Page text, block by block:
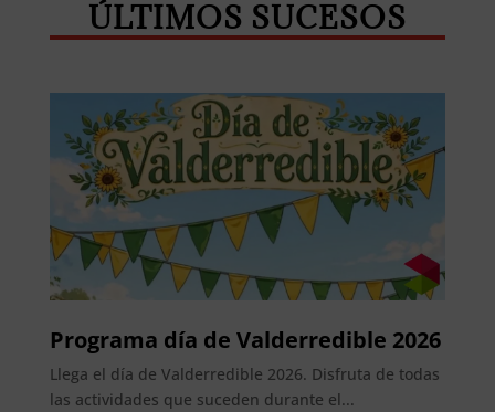
ÚLTIMOS SUCESOS
Programa día de Valderredible 2026
Llega el día de Valderredible 2026. Disfruta de todas
las actividades que suceden durante el...